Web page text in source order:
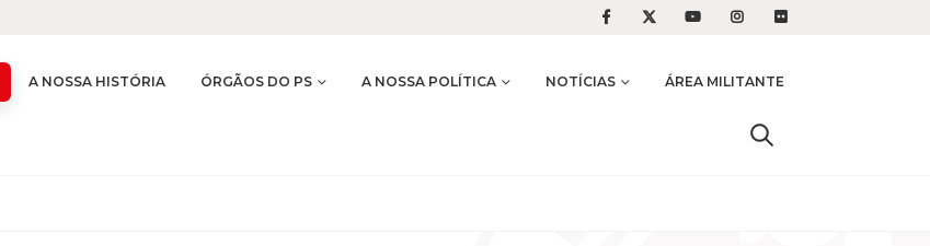
A NOSSA HISTÓRIA ÓRGÃOS DO PS A NOSSA POLÍTICA NOTÍCIAS ÁREA MILITANTE